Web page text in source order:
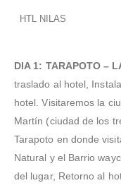
HTL NILAS
DIA 1: TARAPOTO –
traslado al hotel,
hotel. Visitaremos la
Martín (ciudad de los
Tarapoto en donde
Natural y el Barrio
del lugar, Retorno al